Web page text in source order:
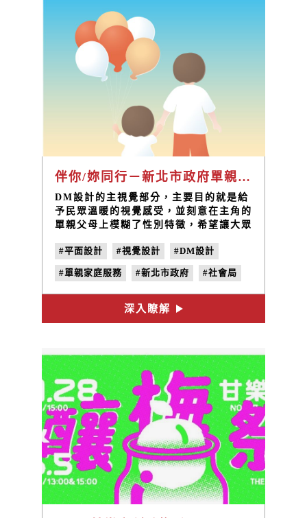
伴你/妳同行－新北市政府單親家庭服務
DM設計的主視覺部分，主要目的就是給
予民眾溫暖的視覺感受，並刻意在主角的
單親父母上模糊了性別特徵，希望讓大眾
善公部門文宣的缺點，提供觀者盡量舒適
而清楚的閱讀體驗。
#平面設計 #視覺設計 #DM設計
#單親家庭服務 #新北市政府 #社會局
深入瞭解